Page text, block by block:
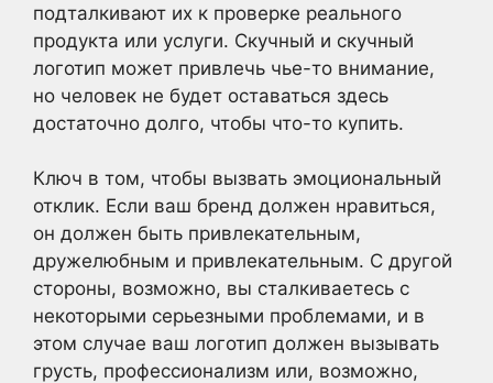
подталкивают их к проверке реального
продукта или услуги. Скучный и скучный
логотип может привлечь чье-то внимание,
но человек не будет оставаться здесь
достаточно долго, чтобы что-то купить.
Ключ в том, чтобы вызвать эмоциональный
отклик. Если ваш бренд должен нравиться,
он должен быть привлекательным,
дружелюбным и привлекательным. С другой
стороны, возможно, вы сталкиваетесь с
некоторыми серьезными проблемами, и в
этом случае ваш логотип должен вызывать
грусть, профессионализм или, возможно,